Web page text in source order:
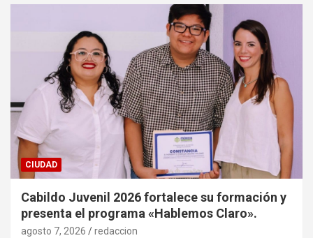
CIUDAD
Cabildo Juvenil 2026 fortalece su formación y
presenta el programa «Hablemos Claro».
agosto 7, 2026 redaccion